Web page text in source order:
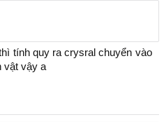
tính quy ra crysral chuyển vào
vật vậy a